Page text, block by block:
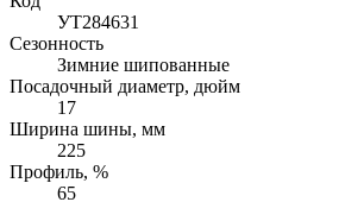
УТ284631
Сезонность
Зимние шипованные
Посадочный диаметр, дюйм
17
Ширина шины, мм
225
Профиль, %
65